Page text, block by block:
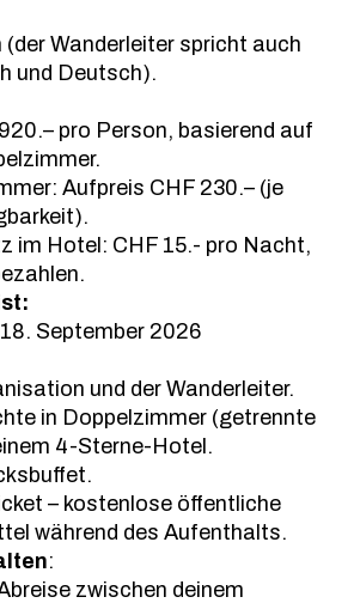
(der Wanderleiter spricht auch
und Deutsch).
pro Person, basierend auf
Aufpreis CHF 230.– (je
im Hotel: CHF 15.- pro Nacht,
September 2026
und der Wanderleiter.
in Doppelzimmer (getrennte
4-Sterne-Hotel.
– kostenlose öffentliche
während des Aufenthalts.
:
zwischen deinem